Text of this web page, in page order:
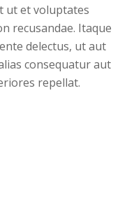
ut et voluptates
recusandae. Itaque
delectus, ut aut
consequatur aut
repellat.